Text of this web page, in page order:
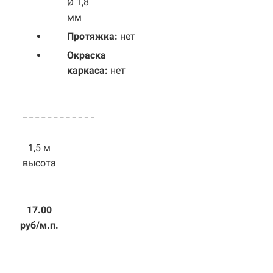
мм
Протяжка: нет
Окраска
каркаса: нет
1,5 м
высота
17.00
руб/м.п.